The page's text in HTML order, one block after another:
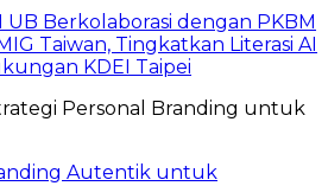
UB Berkolaborasi dengan PKBM
Taiwan, Tingkatkan Literasi AI
KDEI Taipei
Autentik untuk